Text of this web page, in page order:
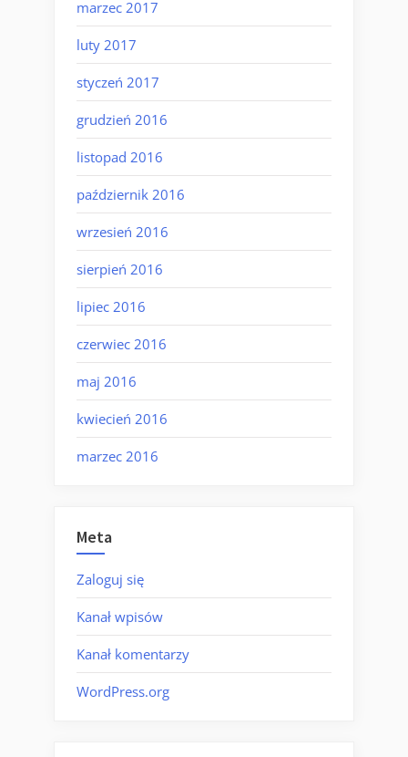
marzec 2017
luty 2017
styczeń 2017
grudzień 2016
listopad 2016
październik 2016
wrzesień 2016
sierpień 2016
lipiec 2016
czerwiec 2016
maj 2016
kwiecień 2016
marzec 2016
Meta
Zaloguj się
Kanał wpisów
Kanał komentarzy
WordPress.org